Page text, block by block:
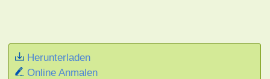
Herunterladen
Online Anmalen